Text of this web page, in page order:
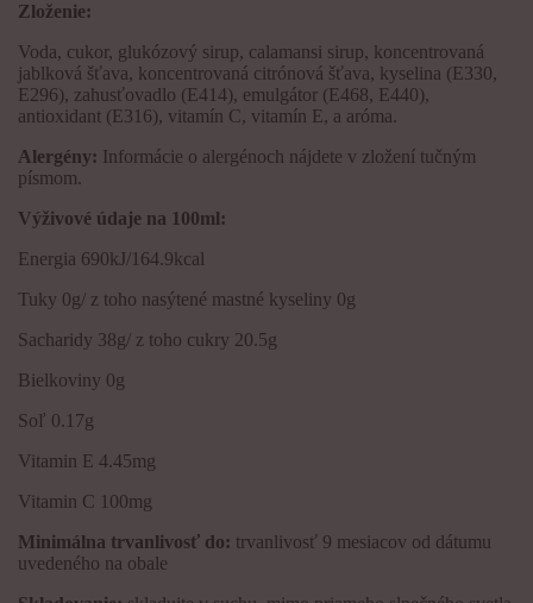
Zloženie:
Voda, cukor, glukózový sirup, calamansi sirup, koncentrovaná
jablková šťava, koncentrovaná citrónová šťava, kyselina (E330,
E296), zahusťovadlo (E414), emulgátor (E468, E440),
antioxidant (E316), vitamín C, vitamín E, a aróma.
Alergény: Informácie o alergénoch nájdete v zložení tučným
písmom.
Výživové údaje na 100ml:
Energia 690kJ/164.9kcal
Tuky 0g/ z toho nasýtené mastné kyseliny 0g
Sacharidy 38g/ z toho cukry 20.5g
Bielkoviny 0g
Soľ 0.17g
Vitamin E 4.45mg
Vitamin C 100mg
Minimálna trvanlivosť do: trvanlivosť 9 mesiacov od dátumu
uvedeného na obale